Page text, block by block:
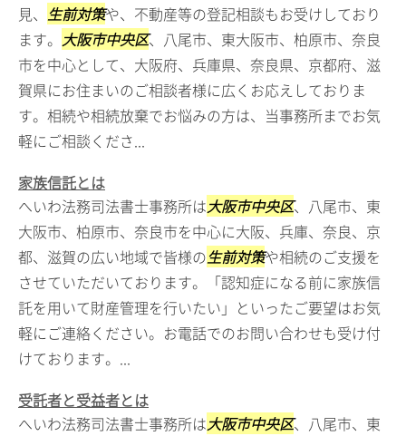
見、 生前対策や、不動産等の登記相談もお受けしており
ます。 大阪市中央区、八尾市、東大阪市、柏原市、奈良
市を中心として、大阪府、兵庫県、奈良県、京都府、滋
賀県にお住まいのご相談者様に広くお応えしておりま
す。相続や相続放棄でお悩みの方は、当事務所までお気
軽にご相談くださ...
家族信託とは
へいわ法務司法書士事務所は大阪市中央区、八尾市、東
大阪市、柏原市、奈良市を中心に大阪、兵庫、奈良、京
都、滋賀の広い地域で皆様の生前対策や相続のご支援を
させていただいております。「認知症になる前に家族信
託を用いて財産管理を行いたい」といったご要望はお気
軽にご連絡ください。お電話でのお問い合わせも受け付
けております。...
受託者と受益者とは
へいわ法務司法書士事務所は大阪市中央区、八尾市、東